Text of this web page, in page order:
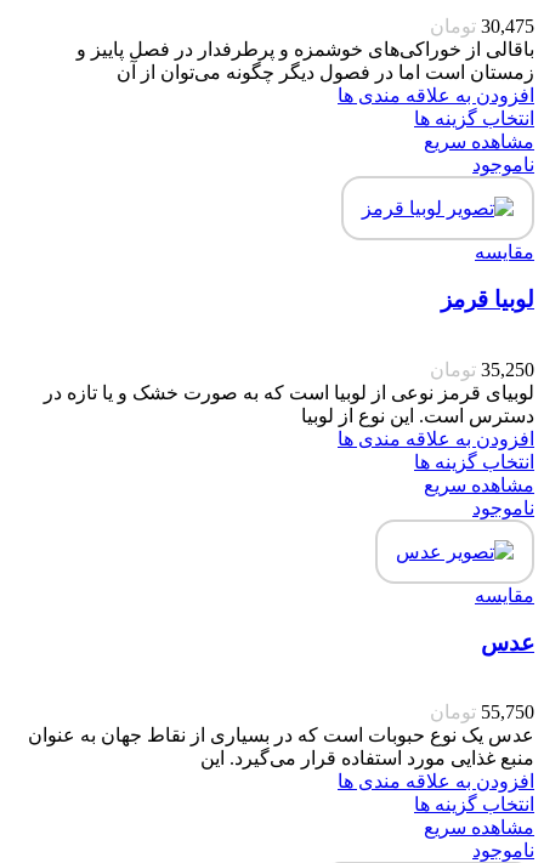
30,475 تومان
باقالی از خوراکی‌های خوشمزه و پرطرفدار در فصل پاییز و
زمستان است اما در فصول دیگر چگونه می‌توان از آن
افزودن به علاقه مندی ها
انتخاب گزینه ها
مشاهده سریع
ناموجود
مقایسه
لوبیا قرمز
35,250 تومان
لوبیای قرمز نوعی از لوبیا است که به صورت خشک و یا تازه در
دسترس است. این نوع از لوبیا
افزودن به علاقه مندی ها
انتخاب گزینه ها
مشاهده سریع
ناموجود
مقایسه
عدس
55,750 تومان
عدس یک نوع حبوبات است که در بسیاری از نقاط جهان به عنوان
منبع غذایی مورد استفاده قرار می‌گیرد. این
افزودن به علاقه مندی ها
انتخاب گزینه ها
مشاهده سریع
ناموجود